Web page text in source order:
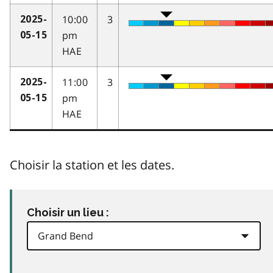
2025-
05-15
10:00
pm
HAE
3
2025-
05-15
11:00
pm
HAE
3
Choisir la station et les dates.
Choisir un lieu :